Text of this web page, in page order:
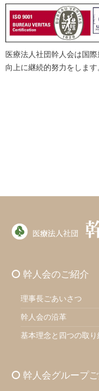
医療法人社団幹人会は国
向上に継続的努力をします
幹人会のご紹介
理事長ごあいさつ
幹人会の沿革
基本理念と四つの取り
幹人会グループ